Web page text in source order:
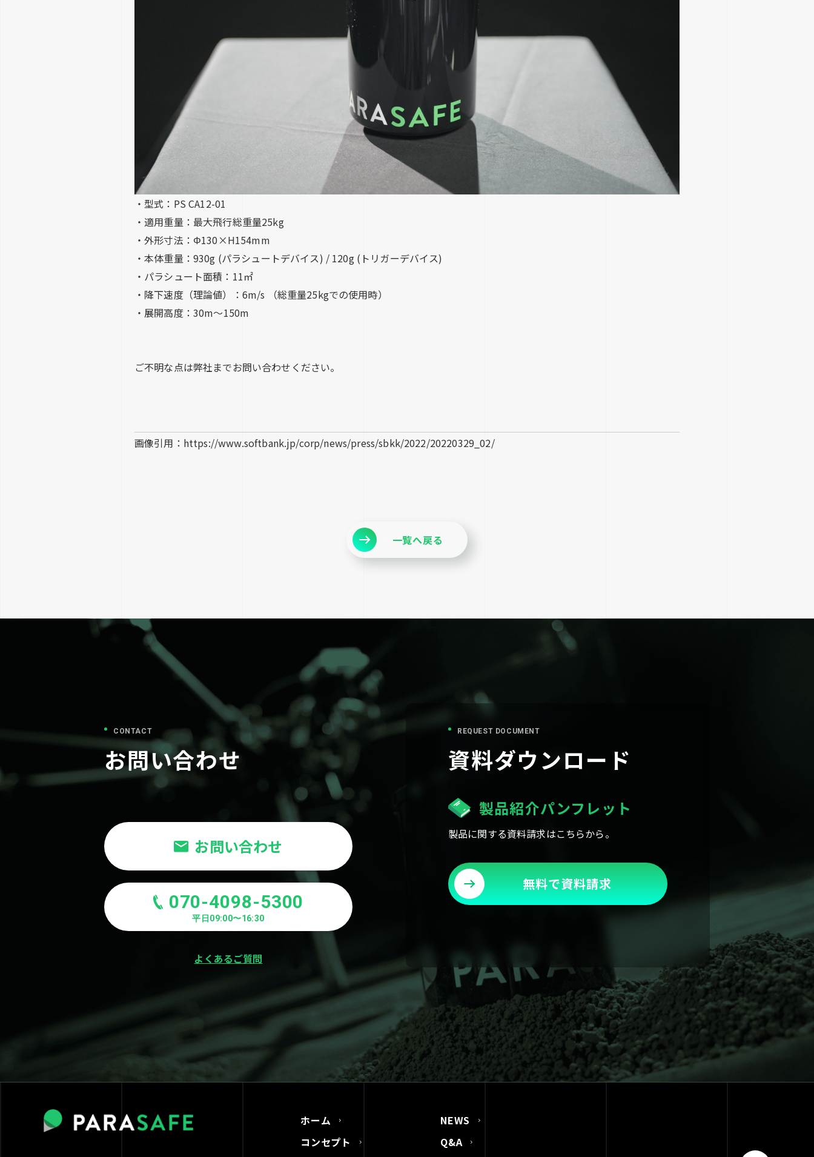
・型式：PS CA12-01
・適用重量：最大飛行総重量25kg
・外形寸法：Φ130×H154mm
・本体重量：930g (パラシュートデバイス) / 120g (トリガーデバイス)
・パラシュート面積：11㎡
・降下速度（理論値）：6m/s （総重量25kgでの使用時）
・展開高度：30m〜150m
ご不明な点は弊社までお問い合わせください。
画像引用：https://www.softbank.jp/corp/news/press/sbkk/2022/20220329_02/
一覧へ戻る
CONTACT
お問い合わせ
お問い合わせ
070-4098-5300
平日09:00〜16:30
よくあるご質問
REQUEST DOCUMENT
資料ダウンロード
製品紹介パンフレット
製品に関する資料請求はこちらから。
無料で資料請求
ホーム
コンセプト
NEWS
Q&A